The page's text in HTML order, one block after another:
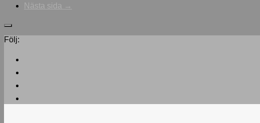
Nästa sida →
Följ: